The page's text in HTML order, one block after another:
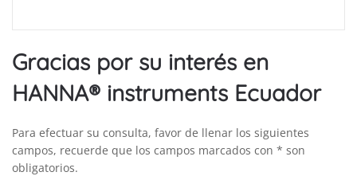
Gracias por su interés en
HANNA® instruments Ecuador
Para efectuar su consulta, favor de llenar los siguientes
campos, recuerde que los campos marcados con * son
obligatorios.